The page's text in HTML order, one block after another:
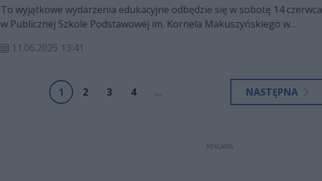
To wyjątkowe wydarzenia edukacyjne odbędzie się w sobotę 14 czerwca
w Publicznej Szkole Podstawowej im. Kornela Makuszyńskiego w
11.06.2025 13:41
1 2 3 4 ... NASTĘPNA
REKLAMA